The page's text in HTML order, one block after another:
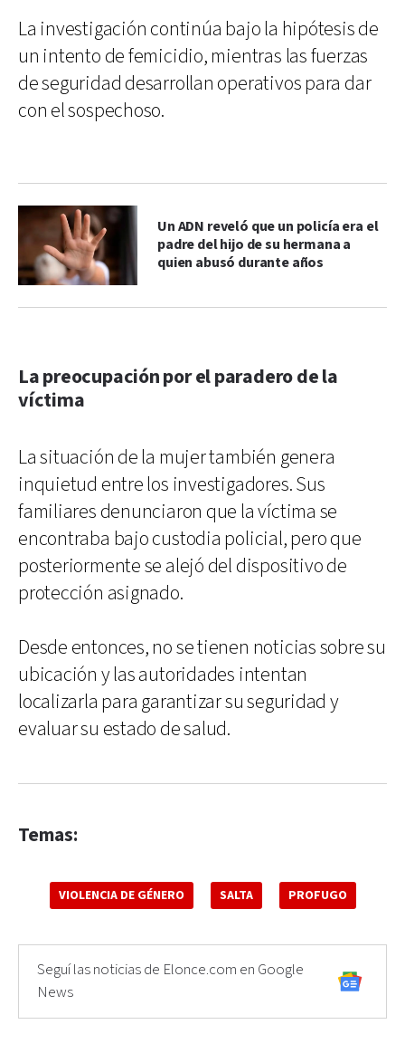
La investigación continúa bajo la hipótesis de
un intento de femicidio, mientras las fuerzas
de seguridad desarrollan operativos para dar
con el sospechoso.
Un ADN reveló que un policía era el
padre del hijo de su hermana a
quien abusó durante años
La preocupación por el paradero de la
víctima
La situación de la mujer también genera
inquietud entre los investigadores. Sus
familiares denunciaron que la víctima se
encontraba bajo custodia policial, pero que
posteriormente se alejó del dispositivo de
protección asignado.
Desde entonces, no se tienen noticias sobre su
ubicación y las autoridades intentan
localizarla para garantizar su seguridad y
evaluar su estado de salud.
Temas:
VIOLENCIA DE GÉNERO SALTA PROFUGO
Seguí las noticias de Elonce.com en Google
News